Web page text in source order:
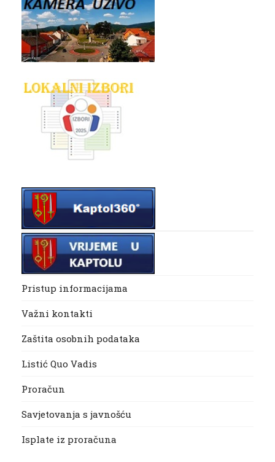
Pristup informacijama
Važni kontakti
Zaštita osobnih podataka
Listić Quo Vadis
Proračun
Savjetovanja s javnošću
Isplate iz proračuna